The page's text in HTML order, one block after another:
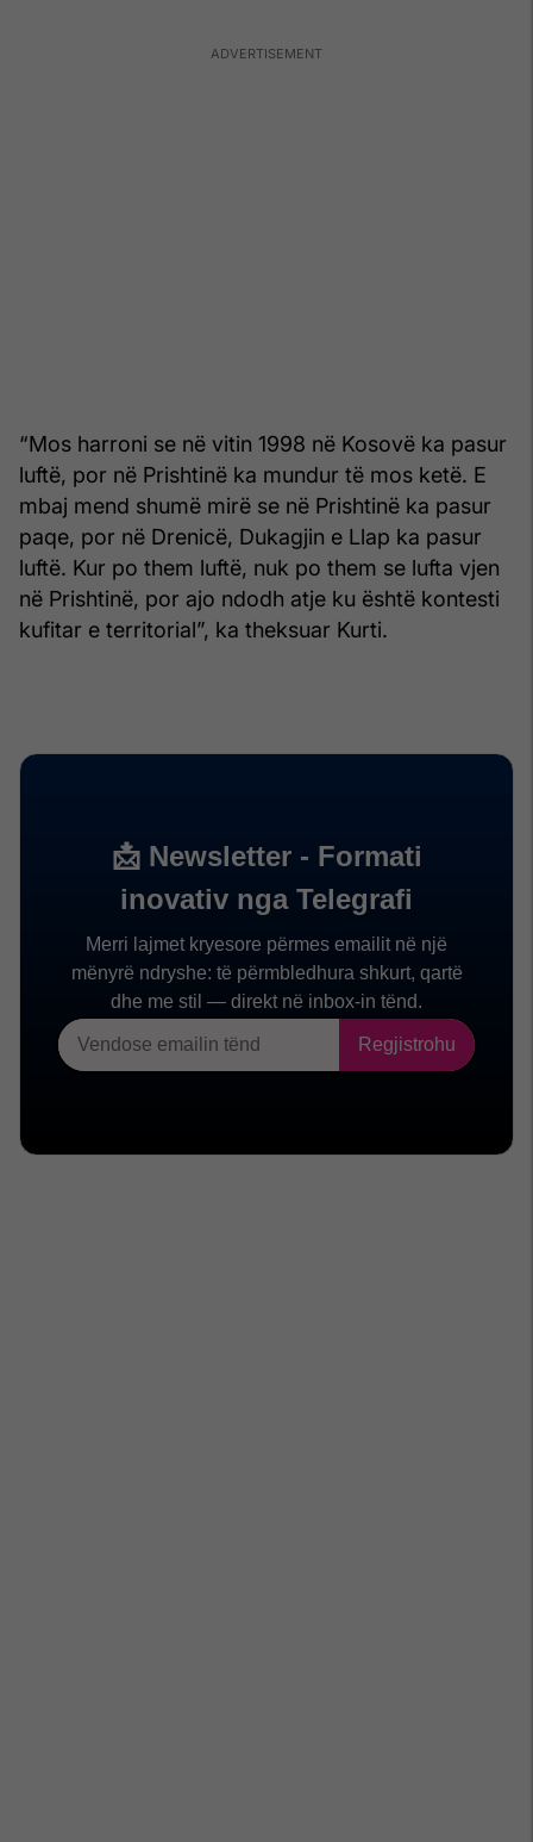
“Mos harroni se në vitin 1998 në Kosovë ka pasur
luftë, por në Prishtinë ka mundur të mos ketë. E
mbaj mend shumë mirë se në Prishtinë ka pasur
paqe, por në Drenicë, Dukagjin e Llap ka pasur
luftë. Kur po them luftë, nuk po them se lufta vjen
në Prishtinë, por ajo ndodh atje ku është kontesti
kufitar e territorial”, ka theksuar Kurti.